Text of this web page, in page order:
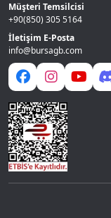
Müşteri Temsilcisi
+90(850) 305 5164
İletişim E-Posta
info@bursagb.com